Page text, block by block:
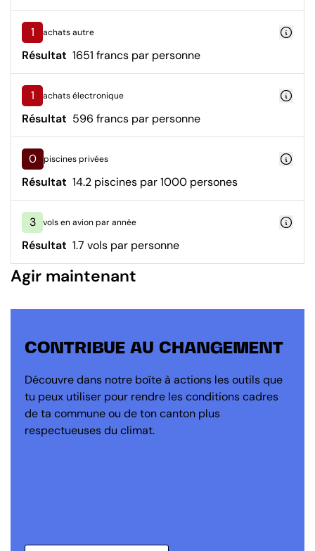
1 achats autre
Résultat 1651 francs par personne
1 achats électronique
Résultat 596 francs par personne
0 piscines privées
Résultat 14.2 piscines par 1000 persones
3 vols en avion par année
Résultat 1.7 vols par personne
Agir maintenant
CONTRIBUE AU CHANGEMENT
Découvre dans notre boîte à actions les outils que
tu peux utiliser pour rendre les conditions cadres
de ta commune ou de ton canton plus
respectueuses du climat.